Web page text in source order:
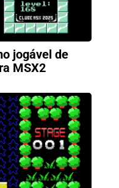
jogável de
MSX2